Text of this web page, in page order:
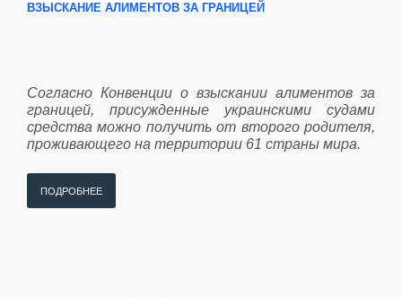
ВЗЫСКАНИЕ АЛИМЕНТОВ ЗА ГРАНИЦЕЙ
Согласно Конвенции о взыскании алиментов за
границей, присужденные украинскими судами
средства можно получить от второго родителя,
проживающего на территории 61 страны мира.
ПОДРОБНЕЕ